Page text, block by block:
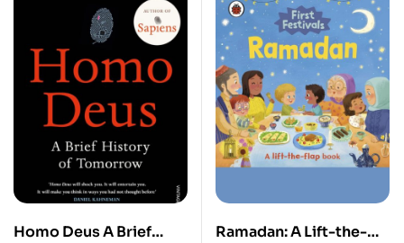
Homo Deus A Brief
Ramadan: A Lift-the-